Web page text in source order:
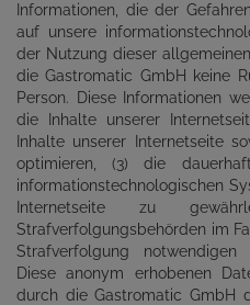
Informationen, die der
auf unsere
der Nutzung dieser
die Gastromatic GmbH keine
Person. Diese Informationen
die Inhalte unserer
Inhalte unserer Internetseite
optimieren, (3) die
informationstechnologischen
Internetseite zu
Strafverfolgungsbehörden im
Strafverfolgung notwendigen
Diese anonym erhobenen
durch die Gastromatic GmbH